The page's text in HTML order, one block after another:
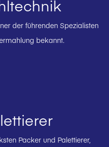
der führenden Spezialisten
bekannt.
Packer und Palettierer,